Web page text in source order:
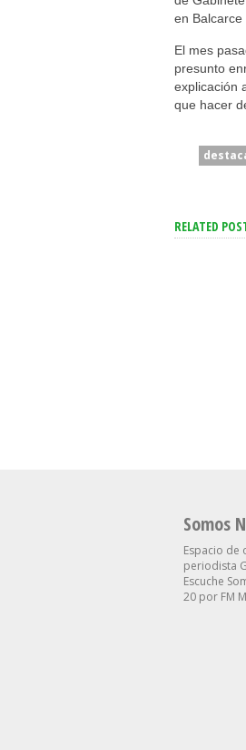
en Balcarce
El mes
presunto
explicación
que hacer
RELATED
Somos
Espacio
periodista
Escuche
20 por FM